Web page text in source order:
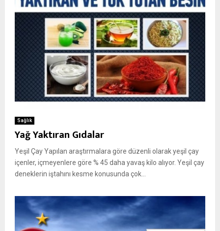
Sağlık
Yağ Yaktıran Gıdalar
Yeşil Çay Yapılan araştırmalara göre düzenli olarak yeşil çay
içenler, içmeyenlere göre % 45 daha yavaş kilo alıyor. Yeşil çay
deneklerin iştahını kesme konusunda çok...